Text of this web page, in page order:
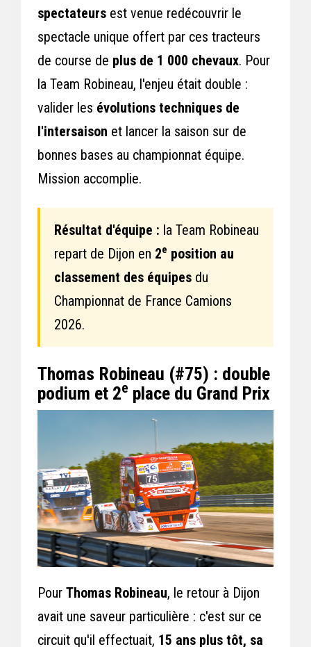
spectateurs est venue redécouvrir le
spectacle unique offert par ces tracteurs
de course de plus de 1 000 chevaux. Pour
la Team Robineau, l'enjeu était double :
valider les évolutions techniques de
l'intersaison et lancer la saison sur de
bonnes bases au championnat équipe.
Mission accomplie.
Résultat d'équipe : la Team Robineau
repart de Dijon en 2e position au
classement des équipes du
Championnat de France Camions
2026.
Thomas Robineau (#75) : double
podium et 2e place du Grand Prix
Pour Thomas Robineau, le retour à Dijon
avait une saveur particulière : c'est sur ce
circuit qu'il effectuait, 15 ans plus tôt, sa